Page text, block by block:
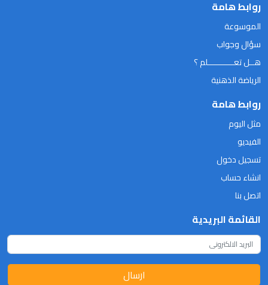
روابط هامة
الموسوعة
سؤال وجواب
هــل تعـــــــــــلم ؟
الرياضة الذهنية
روابط هامة
مثل اليوم
الفيديو
تسجيل دخول
انشاء حساب
اتصل بنا
القائمة البريدية
ارسال